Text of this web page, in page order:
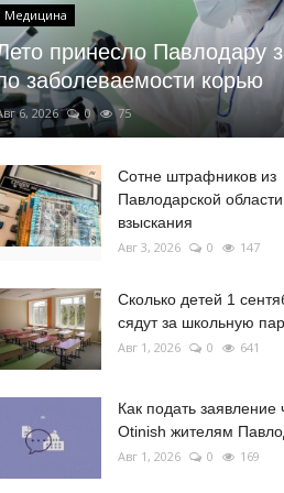
Медицина
принесло Павлодару
заболеваемости корью
6, 2026 0 75
Сотне штрафников из
Павлодарской
взыскания
Авг 3, 2026 0 147
Сколько детей 1
сядут за школьную
Авг 1, 2026 0 641
Как подать заявление
Otinish жителям
Авг 1, 2026 0 169